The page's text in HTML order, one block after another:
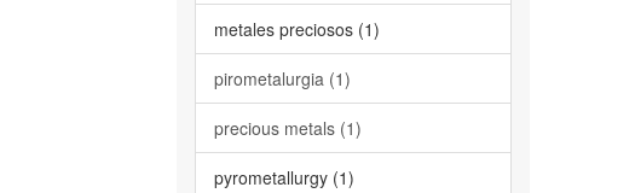
metales preciosos (1)
pirometalurgia (1)
precious metals (1)
pyrometallurgy (1)